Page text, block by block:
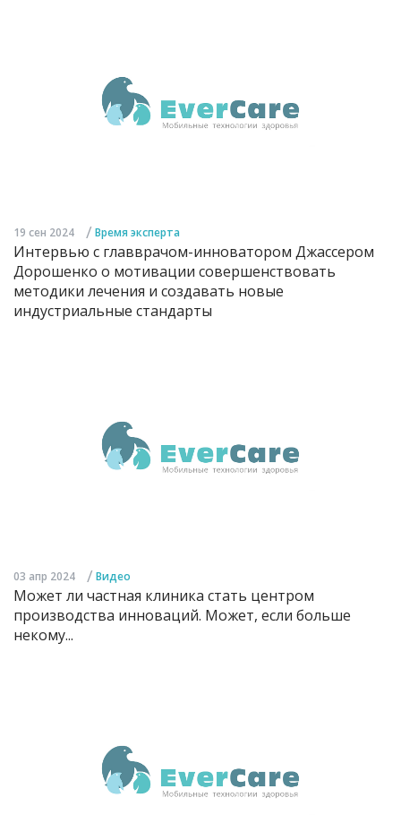
19 сен 2024 / Время эксперта
Интервью с главврачом-инноватором Джассером
Дорошенко о мотивации совершенствовать
методики лечения и создавать новые
индустриальные стандарты
03 апр 2024 / Видео
Может ли частная клиника стать центром
производства инноваций. Может, если больше
некому...